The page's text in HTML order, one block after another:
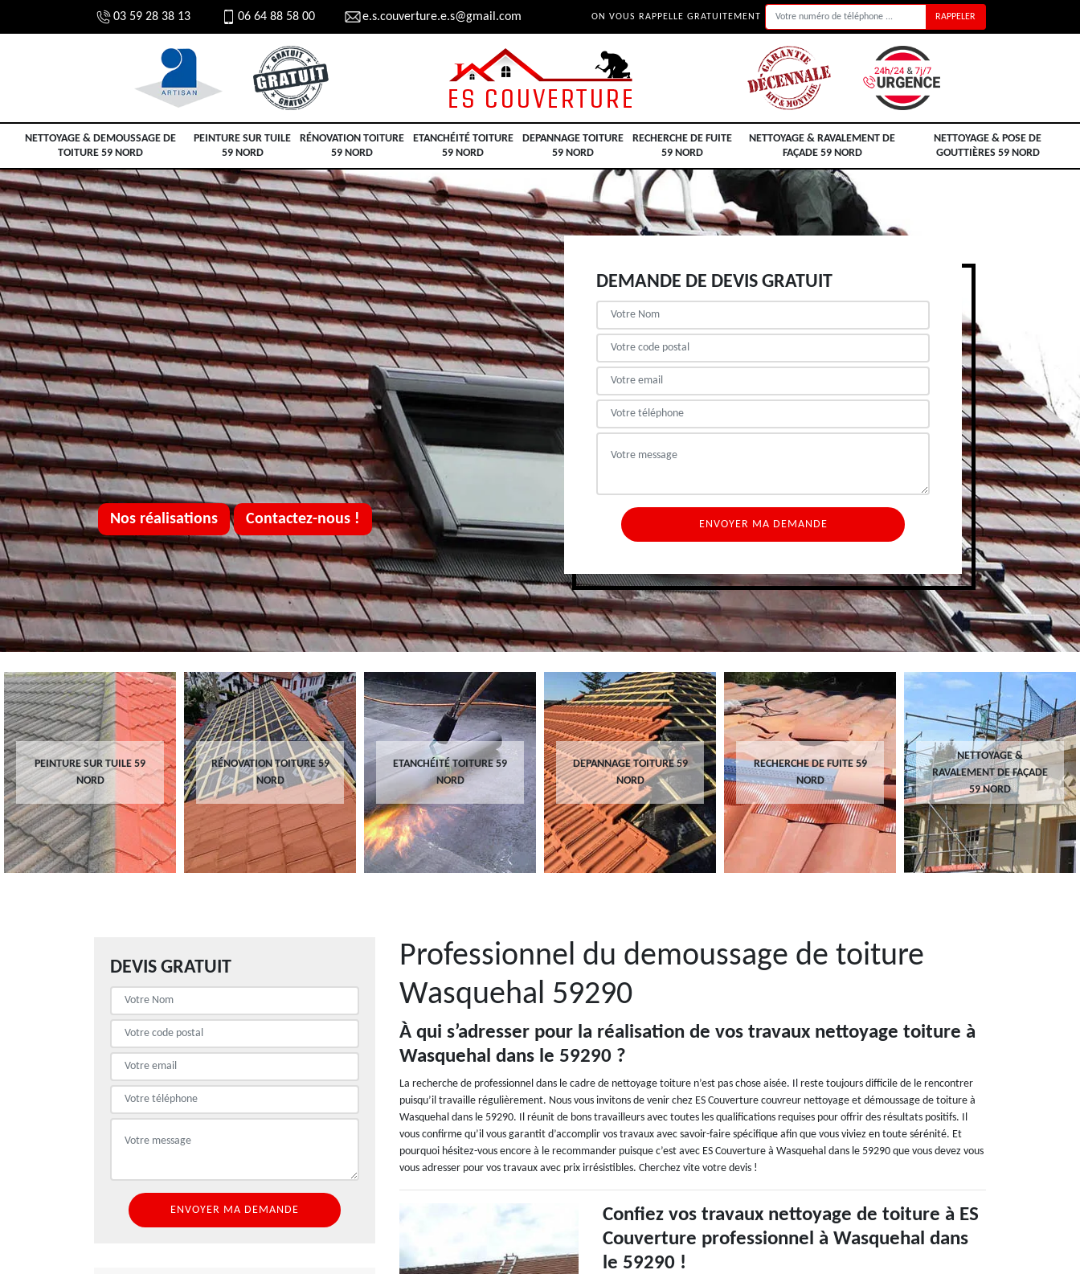
03 59 28 38 13 06 64 88 58 00 e.s.couverture.e.s@gmail.com ON VOUS RAPPELLE GRATUITEMENT
NETTOYAGE & DEMOUSSAGE DE
TOITURE 59 NORD
PEINTURE SUR TUILE
59 NORD
RÉNOVATION TOITURE
59 NORD
ETANCHÉITÉ TOITURE
59 NORD
DEPANNAGE TOITURE
59 NORD
RECHERCHE DE FUITE
59 NORD
NETTOYAGE & RAVALEMENT DE
FAÇADE 59 NORD
NETTOYAGE & POSE DE
GOUTTIÈRES 59 NORD
Nos réalisations Contactez-nous !
DEMANDE DE DEVIS GRATUIT
PEINTURE SUR TUILE 59
NORD
RÉNOVATION TOITURE 59
NORD
ETANCHÉITÉ TOITURE 59
NORD
DEPANNAGE TOITURE 59
NORD
RECHERCHE DE FUITE 59
NORD
NETTOYAGE &
RAVALEMENT DE FAÇADE
59 NORD
DEVIS GRATUIT
Professionnel du demoussage de toiture
Wasquehal 59290
À qui s’adresser pour la réalisation de vos travaux nettoyage toiture à
Wasquehal dans le 59290 ?
La recherche de professionnel dans le cadre de nettoyage toiture n’est pas chose aisée. Il reste toujours difficile de le rencontrer
puisqu’il travaille régulièrement. Nous vous invitons de venir chez ES Couverture couvreur nettoyage et démoussage de toiture à
Wasquehal dans le 59290. Il réunit de bons travailleurs avec toutes les qualifications requises pour offrir des résultats positifs. Il
vous confirme qu’il vous garantit d’accomplir vos travaux avec savoir-faire spécifique afin que vous viviez en toute sérénité. Et
pourquoi hésitez-vous encore à le recommander puisque c’est avec ES Couverture à Wasquehal dans le 59290 que vous devez vous
vous adresser pour vos travaux avec prix irrésistibles. Cherchez vite votre devis !
Confiez vos travaux nettoyage de toiture à ES
Couverture professionnel à Wasquehal dans
le 59290 !